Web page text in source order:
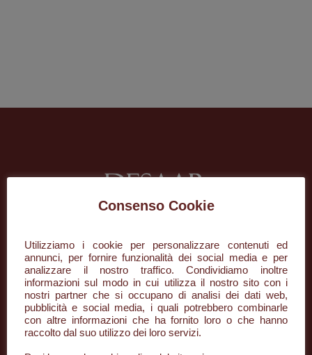
+39 085 296134
info@desaar.it
Piazza della Rinascita, 50/3
65122 Pescara PE
Consenso Cookie
Utilizziamo i cookie per personalizzare contenuti ed
annunci, per fornire funzionalità dei social media e per
analizzare il nostro traffico. Condividiamo inoltre
informazioni sul modo in cui utilizza il nostro sito con i
nostri partner che si occupano di analisi dei dati web,
pubblicità e social media, i quali potrebbero combinarle
con altre informazioni che ha fornito loro o che hanno
raccolto dal suo utilizzo dei loro servizi.